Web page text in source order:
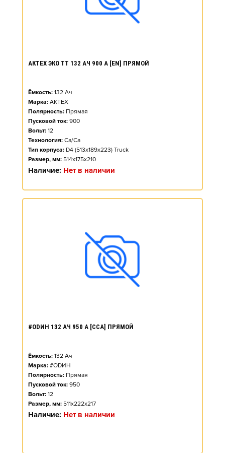
АКТЕХ ЭКО ТТ 132 АЧ 900 А [EN] ПРЯМОЙ
Ёмкость: 132 Ач
Марка: АКТЕХ
Полярность: Прямая
Пусковой ток: 900
Вольт: 12
Технология: Ca/Ca
Тип корпуса: D4 (513x189x223) Truck
Размер, мм: 514x175x210
Наличие: Нет в наличии
#ОDИН 132 АЧ 950 А [CCA] ПРЯМОЙ
Ёмкость: 132 Ач
Марка: #ОDИН
Полярность: Прямая
Пусковой ток: 950
Вольт: 12
Размер, мм: 511x222x217
Наличие: Нет в наличии